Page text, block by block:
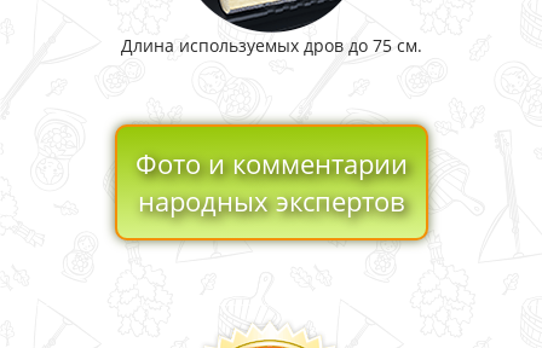
Длина используемых дров до 75 см.
Фото и комментарии
народных экспертов